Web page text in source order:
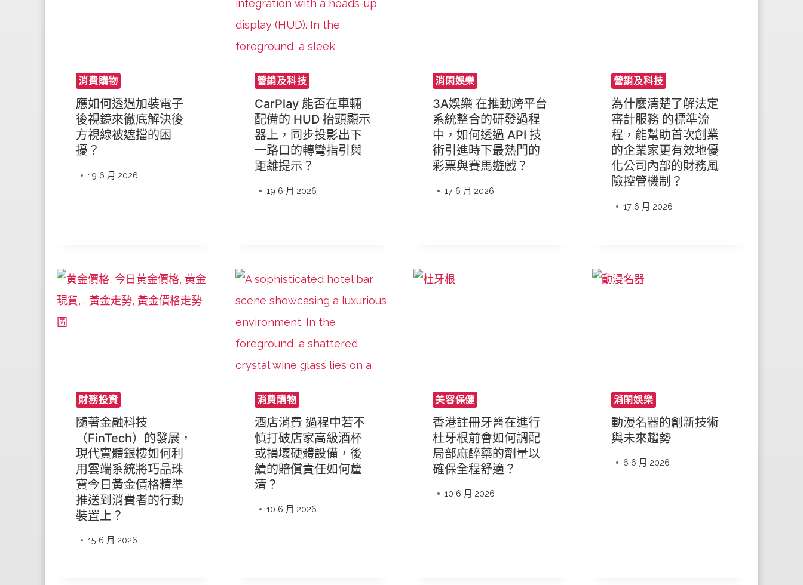
消費購物
應如何透過加裝電子
後視鏡來徹底解決後
方視線被遮擋的困
擾？
19 6 月 2026
營銷及科技
CarPlay 能否在車輛
配備的 HUD 抬頭顯示
器上，同步投影出下
一路口的轉彎指引與
距離提示？
19 6 月 2026
消閑娛樂
3A娛樂 在推動跨平台
系統整合的研發過程
中，如何透過 API 技
術引進時下最熱門的
彩票與賽馬遊戲？
17 6 月 2026
營銷及科技
為什麼清楚了解法定
審計服務 的標準流
程，能幫助首次創業
的企業家更有效地優
化公司內部的財務風
險控管機制？
17 6 月 2026
財務投資
隨著金融科技
（FinTech）的發展，
現代實體銀樓如何利
用雲端系統將巧品珠
寶今日黃金價格精準
推送到消費者的行動
裝置上？
15 6 月 2026
消費購物
酒店消費 過程中若不
慎打破店家高級酒杯
或損壞硬體設備，後
續的賠償責任如何釐
清？
10 6 月 2026
美容保健
香港註冊牙醫在進行
杜牙根前會如何調配
局部麻醉藥的劑量以
確保全程舒適？
10 6 月 2026
消閑娛樂
動漫名器的創新技術
與未來趨勢
6 6 月 2026